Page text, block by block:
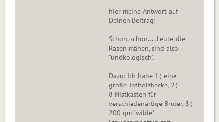
hier meine Antwort auf
Deinen Beitrag:
Schön, schön.....Leute, die
Rasen mähen, sind also
"unökologisch".
Dazu: Ich habe 1.) eine
große Totholzhecke, 2.)
8 Nistkästen für
verschiedenartige Brüter, 3.)
200 qm "wilde"